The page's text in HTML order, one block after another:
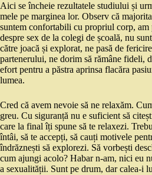
Aici se încheie rezultatele studiului și
mele pe marginea lor. Observ că
suntem confortabili cu propriul corp,
despre sex de la colegi de școală, nu
către joacă și explorat, ne pasă de
partenerului, ne dorim să rămâne fideli,
efort pentru a păstra aprinsa flacăra
lumea.
Cred că avem nevoie să ne relaxăm.
greu. Cu siguranță nu e suficient să
care la final îți spune să te relaxezi.
întâi, să te accepți, să cauți motivele
îndrăznești să explorezi. Să vorbești
cum ajungi acolo? Habar n-am, nici eu
a sexualității. Sunt pe drum, dar calea-i